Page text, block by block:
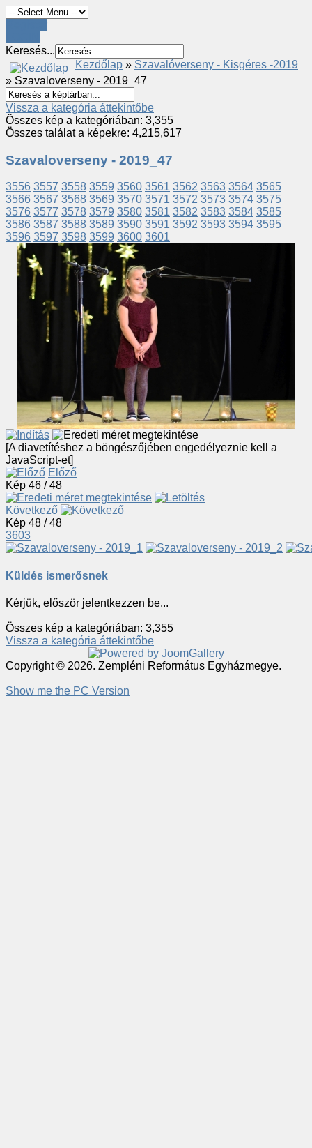
Keresés...
Kezdőlap » Szavalóverseny - Kisgéres -2019
» Szavaloverseny - 2019_47
Vissza a kategória áttekintőbe
Összes kép a kategóriában: 3,355
Összes találat a képekre: 4,215,617
Szavaloverseny - 2019_47
3556 3557 3558 3559 3560 3561 3562 3563 3564 3565
3566 3567 3568 3569 3570 3571 3572 3573 3574 3575
3576 3577 3578 3579 3580 3581 3582 3583 3584 3585
3586 3587 3588 3589 3590 3591 3592 3593 3594 3595
3596 3597 3598 3599 3600 3601
[A diavetítéshez a böngészőjében engedélyeznie kell a
JavaScript-et]
Előző
Kép 46 / 48
Következő
Kép 48 / 48
3603
Küldés ismerősnek
Kérjük, először jelentkezzen be...
Összes kép a kategóriában: 3,355
Vissza a kategória áttekintőbe
Copyright © 2026. Zempléni Református Egyházmegye.
Show me the PC Version